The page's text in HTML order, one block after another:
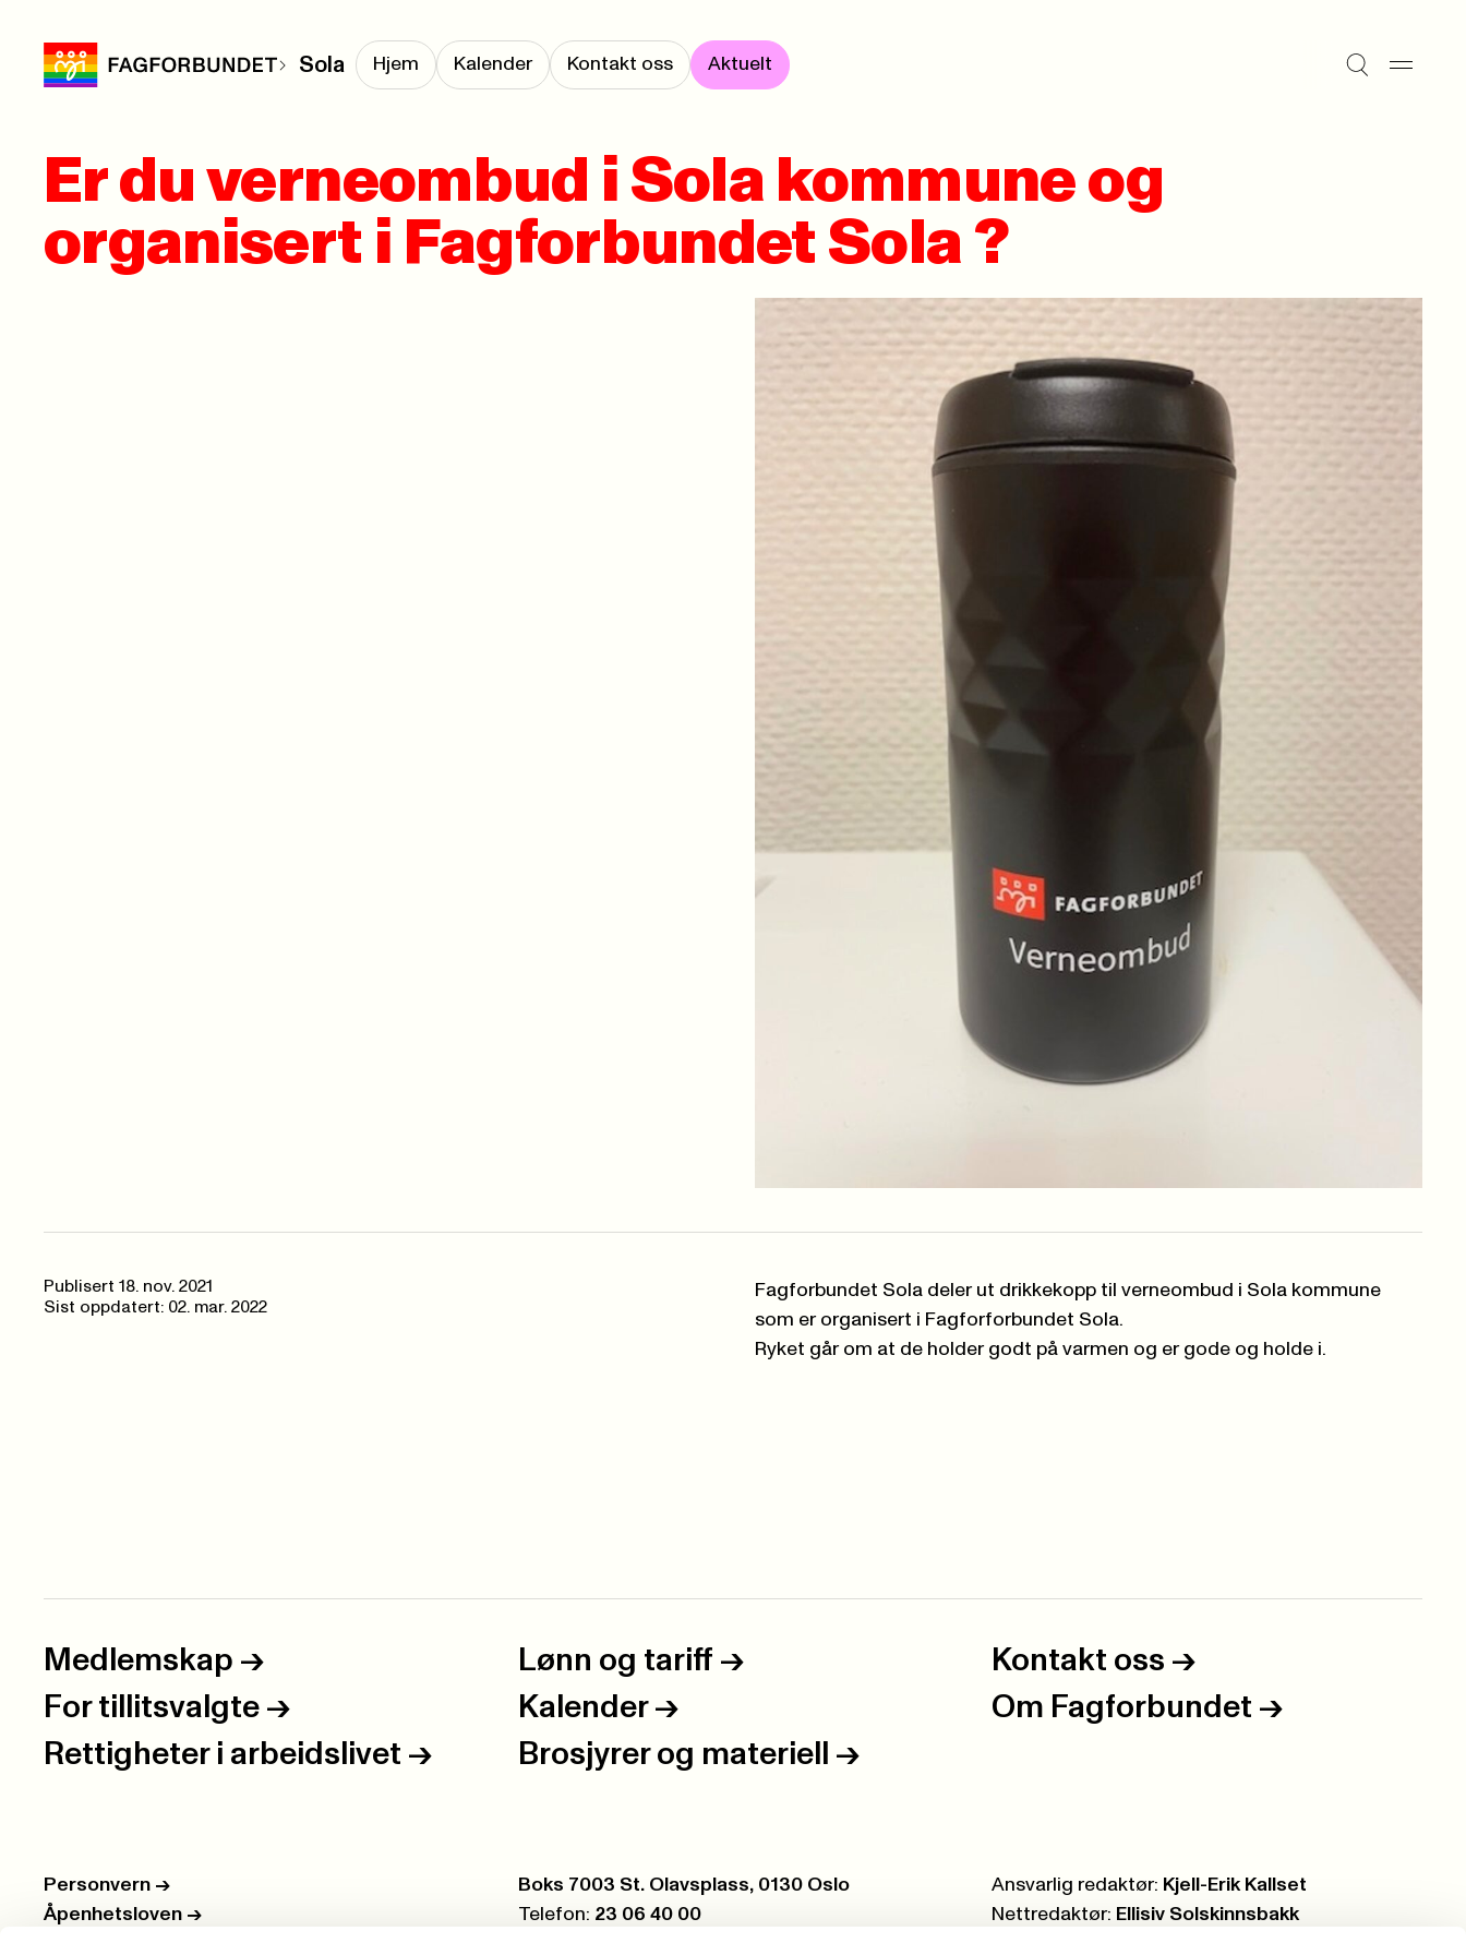
Sola Hjem Kalender Kontakt oss Aktuelt
Er du verneombud i Sola kommune og
organisert i Fagforbundet Sola ?
Publisert 18. nov. 2021
Sist oppdatert: 02. mar. 2022
Fagforbundet Sola deler ut drikkekopp til verneombud i Sola kommune
som er organisert i Fagforforbundet Sola.
Ryket går om at de holder godt på varmen og er gode og holde i.
Medlemskap -> Lønn og tariff -> Kontakt oss ->
For tillitsvalgte -> Kalender -> Om Fagforbundet ->
Rettigheter i arbeidslivet -> Brosjyrer og materiell ->
Personvern ->
Åpenhetsloven ->
Postboks:
Boks 7003 St. Olavsplass, 0130 Oslo
Telefon: 23 06 40 00
Ansvarlig redaktør: Kjell-Erik Kallset
Nettredaktør: Ellisiv Solskinnsbakk